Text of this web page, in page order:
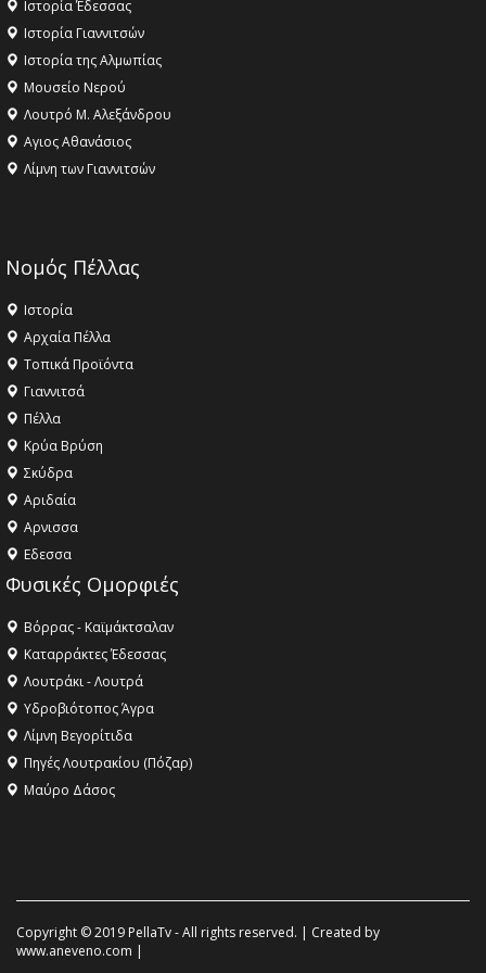
Ιστορία Έδεσσας
Ιστορία Γιαννιτσών
Ιστορία της Αλμωπίας
Μουσείο Νερού
Λουτρό Μ. Αλεξάνδρου
Αγιος Αθανάσιος
Λίμνη των Γιαννιτσών
Νομός Πέλλας
Ιστορία
Αρχαία Πέλλα
Τοπικά Προϊόντα
Γιαννιτσά
Πέλλα
Κρύα Βρύση
Σκύδρα
Αριδαία
Aρνισσα
Eδεσσα
Φυσικές Ομορφιές
Βόρρας - Καϊμάκτσαλαν
Καταρράκτες Έδεσσας
Λουτράκι - Λουτρά
Υδροβιότοπος Άγρα
Λίμνη Βεγορίτιδα
Πηγές Λουτρακίου (Πόζαρ)
Μαύρο Δάσος
Copyright © 2019 PellaTv - All rights reserved. | Created by
www.aneveno.com |